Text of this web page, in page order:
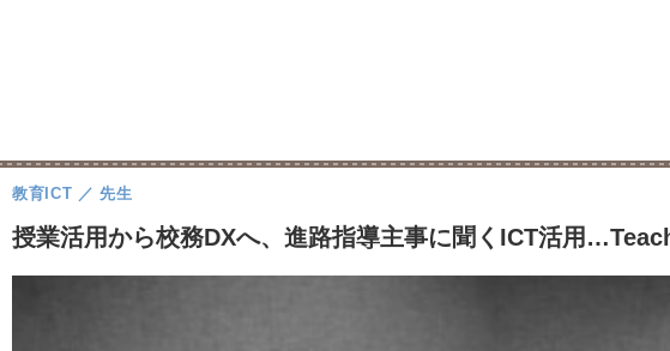
授業活用から校務DXへ、進路指導主事に聞くICT活用
教育ICT 先生